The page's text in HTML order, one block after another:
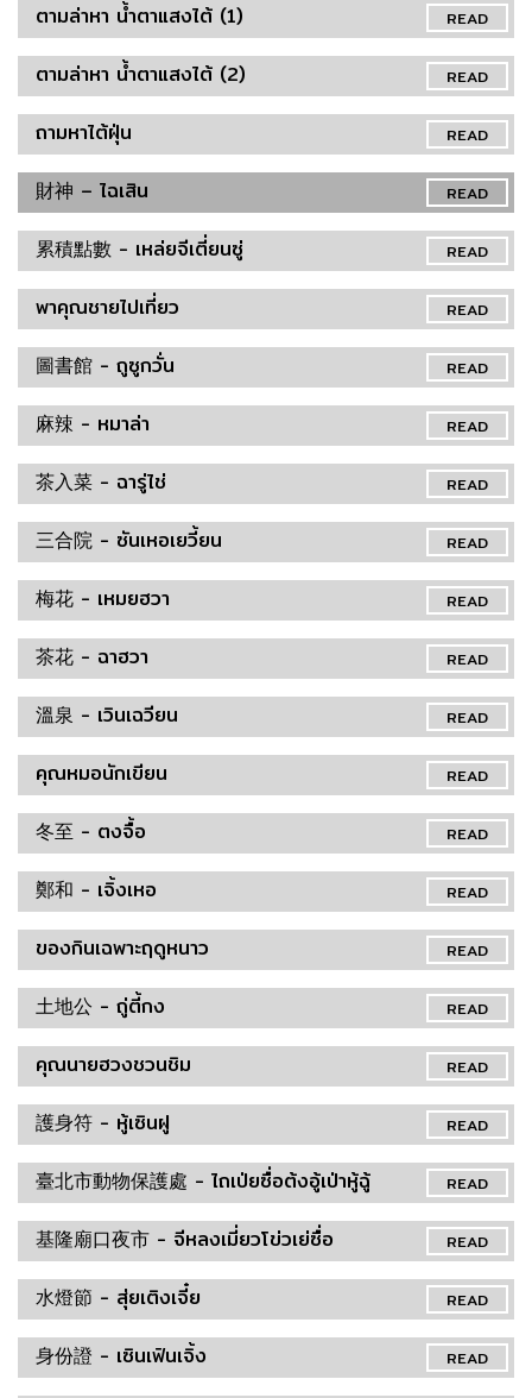
READ
ตามล่าหา น้ำตาแสงไต้ (1)
READ
ตามล่าหา น้ำตาแสงไต้ (2)
READ
ถามหาไต้ฝุ่น
READ
財神 – ไฉเสิน
READ
累積點數 - เหล่ยจีเตี่ยนซู่
READ
พาคุณชายไปเที่ยว
READ
圖書館 - ถูซูกวั่น
READ
麻辣 - หมาล่า
READ
茶入菜 - ฉารู่ไช่
READ
三合院 - ซันเหอเยวี้ยน
READ
梅花 - เหมยฮวา
READ
茶花 - ฉาฮวา
READ
溫泉 - เวินเฉวียน
READ
คุณหมอนักเขียน
READ
冬至 - ตงจื้อ
READ
鄭和 - เจิ้งเหอ
READ
ของกินเฉพาะฤดูหนาว
READ
土地公 - ถู่ตี้กง
READ
คุณนายฮวงชวนชิม
READ
護身符 - หู้เซินฝู
READ
臺北市動物保護處 - ไถเป่ยซื่อต้งอู้เป่าหู้ฉู้
READ
基隆廟口夜市 - จีหลงเมี่ยวโข่วเย่ซื่อ
READ
水燈節 - สุ่ยเติงเจี๋ย
READ
身份證 - เซินเฟินเจิ้ง